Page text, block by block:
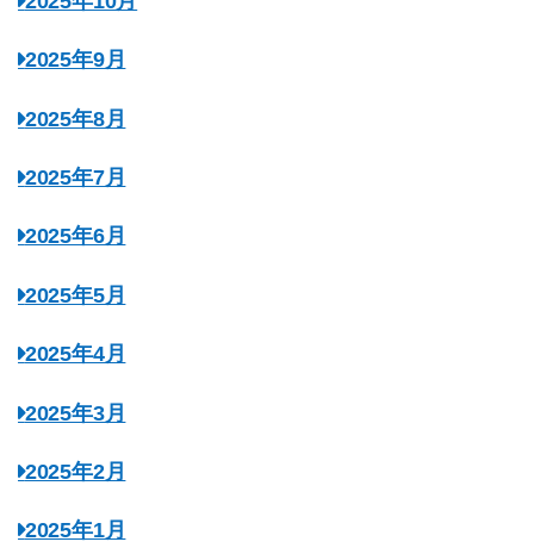
2025年9月
2025年8月
2025年7月
2025年6月
2025年5月
2025年4月
2025年3月
2025年2月
2025年1月